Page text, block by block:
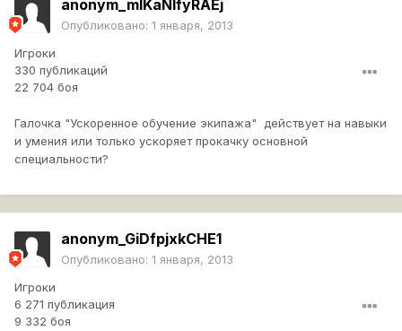
anonym_mlKaNIfyRAEj
Опубликовано: 1 января, 2013
Игроки
330 публикаций
22 704 боя
Галочка "Ускоренное обучение экипажа" действует на навыки
и умения или только ускоряет прокачку основной
специальности?
anonym_GiDfpjxkCHE1
Опубликовано: 1 января, 2013
Игроки
6 271 публикация
9 332 боя